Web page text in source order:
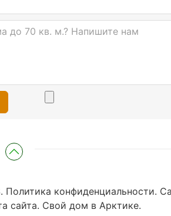
Политика конфиденциальности.
сайта. Свой дом в Арктике.